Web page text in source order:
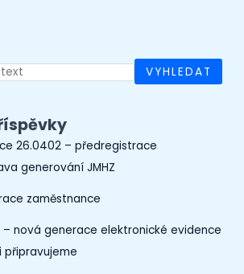
VYHLEDAT
26.0402 – předregistrace
generování JMHZ
zaměstnance
– nová generace elektronické evidence
připravujeme